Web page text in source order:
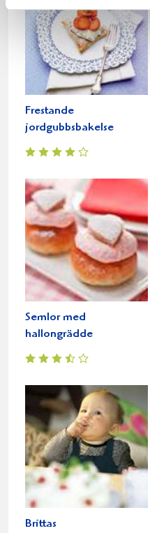
Frestande
jordgubbsbakelse
Semlor med
hallongrädde
Brittas